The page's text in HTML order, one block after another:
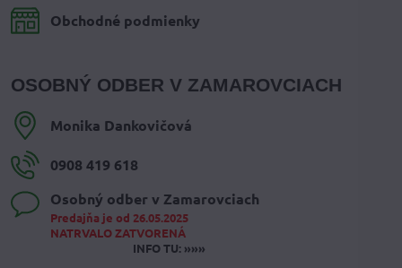
Obchodné podmienky
OSOBNÝ ODBER V ZAMAROVCIACH
Monika Dankovičová
0908 419 618
Osobný odber v Zamarovciach
Predajňa je od 26.05.2025
NATRVALO ZATVORENÁ
INFO TU: »»»